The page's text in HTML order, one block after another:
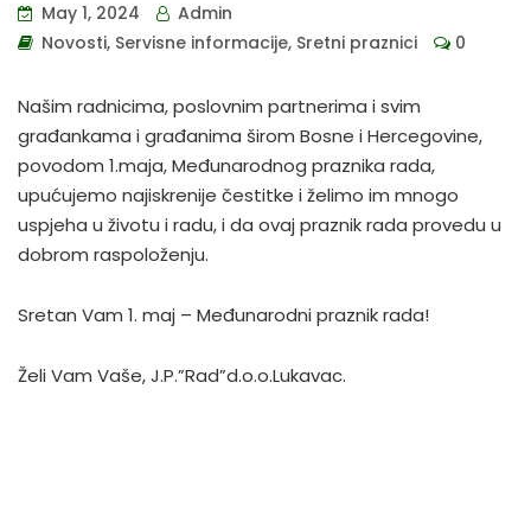
May 1, 2024
Admin
Novosti, Servisne informacije, Sretni praznici 0
Našim radnicima, poslovnim partnerima i svim
građankama i građanima širom Bosne i Hercegovine,
povodom 1.maja, Međunarodnog praznika rada,
upućujemo najiskrenije čestitke i želimo im mnogo
uspjeha u životu i radu, i da ovaj praznik rada provedu u
dobrom raspoloženju.
Sretan Vam 1. maj – Međunarodni praznik rada!
Želi Vam Vaše, J.P.”Rad”d.o.o.Lukavac.